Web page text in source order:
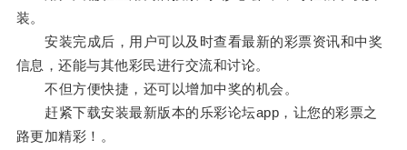
装。
安装完成后，用户可以及时查看最新的彩票资讯和中奖
信息，还能与其他彩民进行交流和讨论。
不但方便快捷，还可以增加中奖的机会。
赶紧下载安装最新版本的乐彩论坛app，让您的彩票之
路更加精彩！。